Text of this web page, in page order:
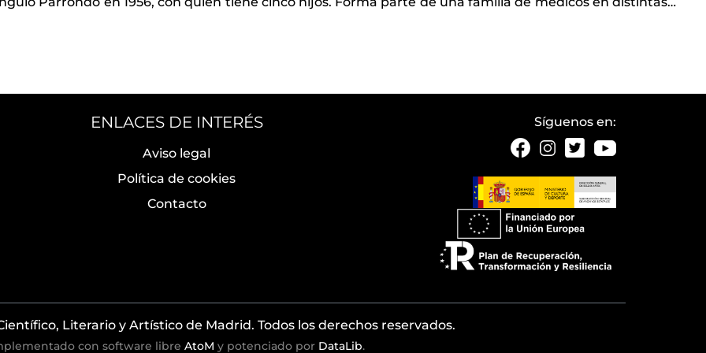
ENLACES DE INTERÉS
Aviso legal
Política de cookies
Contacto
Síguenos en:
Literario y Artístico de Madrid. Todos los derechos reservados.
con software libre AtoM y potenciado por DataLib.